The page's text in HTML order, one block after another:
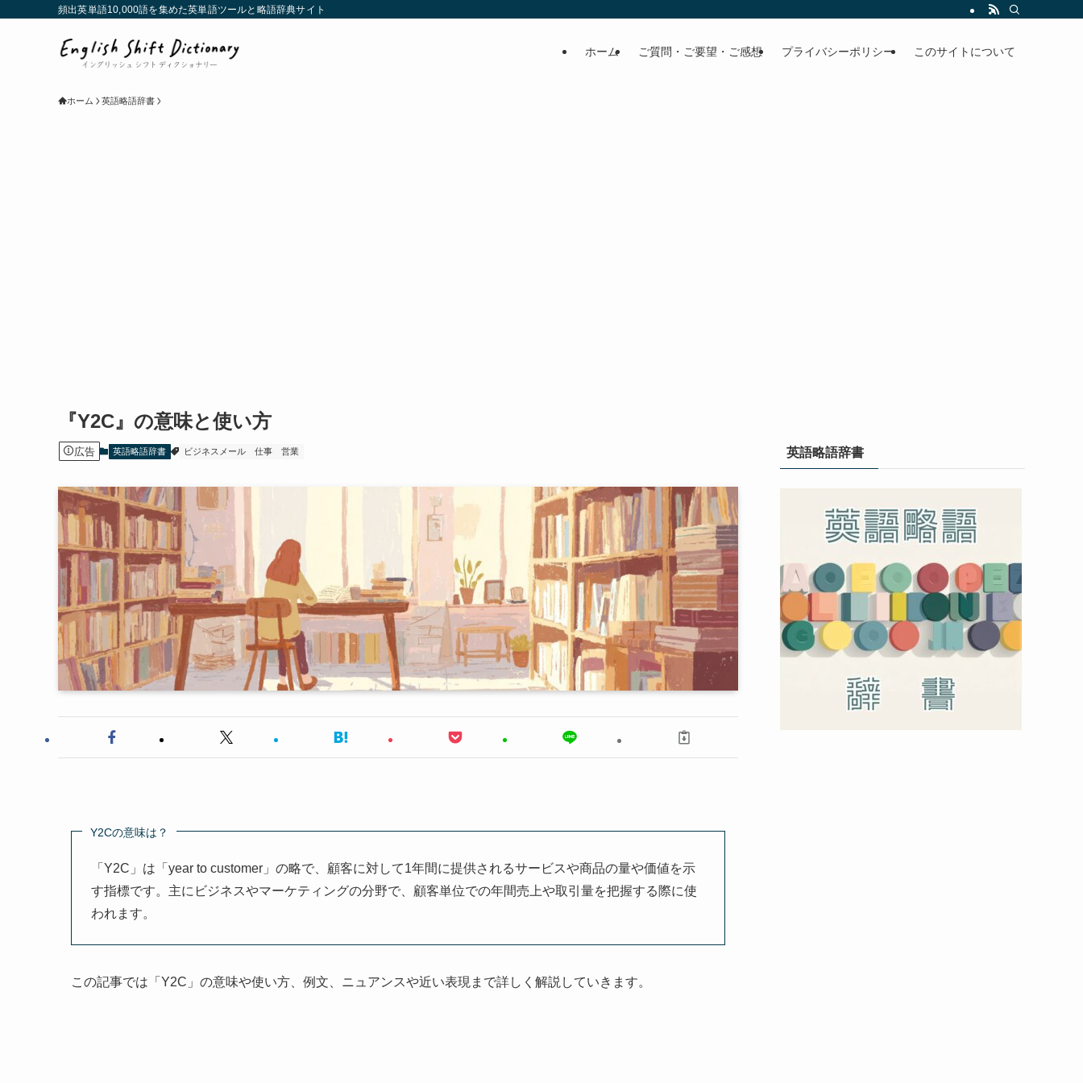
頻出英単語10,000語を集めた英単語ツールと略語辞典サイト
ホーム ご質問・ご要望・ご感想 プライバシーポリシー このサイトについて
ホーム 英語略語辞書
『Y2C』の意味と使い方
広告 英語略語辞書 ビジネスメール 仕事 営業
Y2Cの意味は？
「Y2C」は「year to customer」の略で、顧客に対して1年間に提供されるサービスや商品の量や価値を示
す指標です。主にビジネスやマーケティングの分野で、顧客単位での年間売上や取引量を把握する際に使
われます。
この記事では「Y2C」の意味や使い方、例文、ニュアンスや近い表現まで詳しく解説していきます。
英語略語辞書